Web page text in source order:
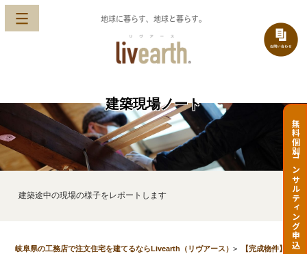
地球に暮らす、地球と暮らす。
無料個別コンサルティング申込
建築現場ノート
建築途中の現場の様子をレポートします
岐阜県の工務店で注文住宅を建てるならLivearth（リヴアース）>
【完成物件】